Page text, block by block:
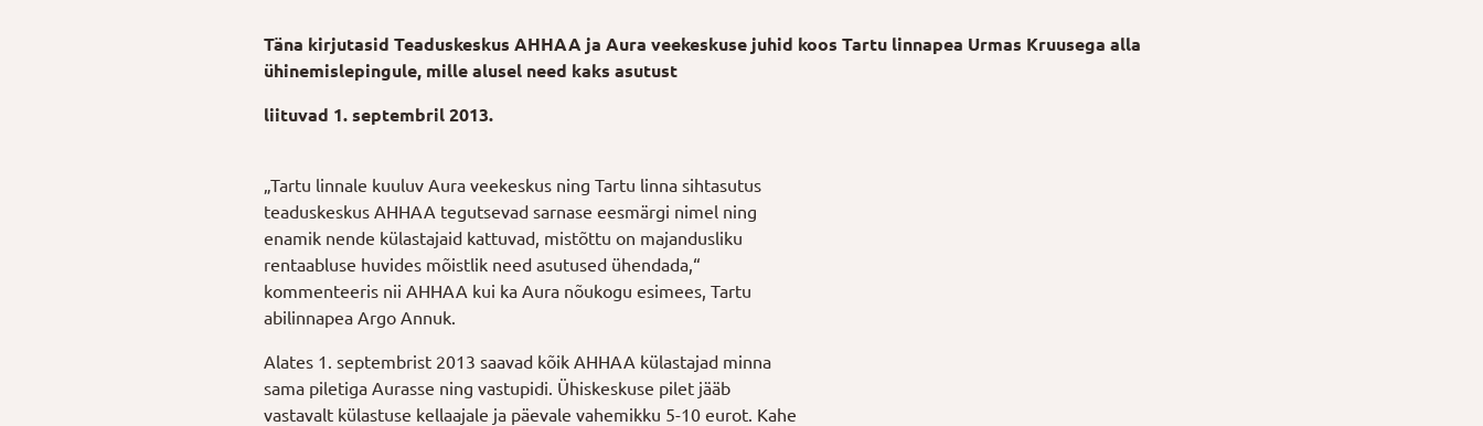
Täna kirjutasid Teaduskeskus AHHAA ja Aura veekeskuse juhid koos Tartu linnapea Urmas Kruusega alla
ühinemislepingule, mille alusel need kaks asutust
liituvad 1. septembril 2013.
„Tartu linnale kuuluv Aura veekeskus ning Tartu linna sihtasutus
teaduskeskus AHHAA tegutsevad sarnase eesmärgi nimel ning
enamik nende külastajaid kattuvad, mistõttu on majandusliku
rentaabluse huvides mõistlik need asutused ühendada,“
kommenteeris nii AHHAA kui ka Aura nõukogu esimees, Tartu
abilinnapea Argo Annuk.
Alates 1. septembrist 2013 saavad kõik AHHAA külastajad minna
sama piletiga Aurasse ning vastupidi. Ühiskeskuse pilet jääb
vastavalt külastuse kellaajale ja päevale vahemikku 5-10 eurot. Kahe